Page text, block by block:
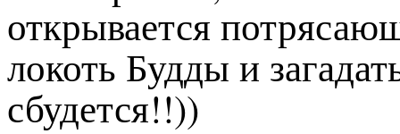
открывается
локоть Будды и
сбудется!!))